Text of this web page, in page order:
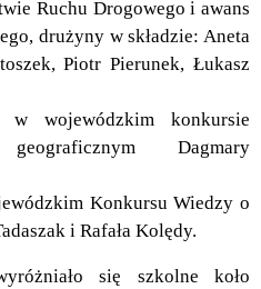
Ruchu Drogowego i awans
drużyny w składzie: Aneta
Piotr Pierunek, Łukasz
wojewódzkim konkursie
Dagmary
Konkursu Wiedzy o
i Rafała Kolędy.
się szkolne koło